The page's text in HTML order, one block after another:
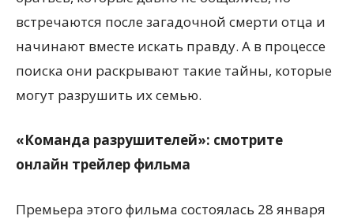
встречаются после загадочной смерти отца и
начинают вместе искать правду. А в процессе
поиска они раскрывают такие тайны, которые
могут разрушить их семью.
«Команда разрушителей»: смотрите
онлайн трейлер фильма
Премьера этого фильма состоялась 28 января